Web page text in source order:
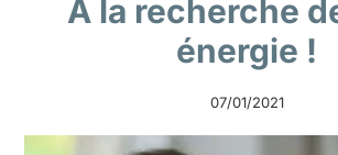
À la recherche
énergie !
07/01/2021